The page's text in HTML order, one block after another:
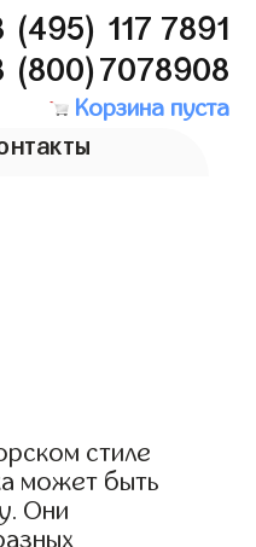
(495) 117 7891
(800)7078908
Корзина пуста
стиле
может быть
Они